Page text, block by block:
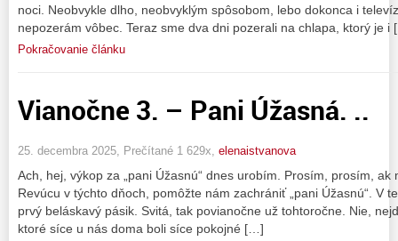
noci. Neobvykle dlho, neobvyklým spôsobom, lebo dokonca i
nepozerám vôbec. Teraz sme dva dni pozerali na chlapa, ktorý je i
Pokračovanie článku
Vianočne 3. – Pani Úžasná. ..
25. decembra 2025, Prečítané 1 629x, elenaistvanova
Ach, hej, výkop za „pani Úžasnú“ dnes urobím. Prosím, prosím,
Revúcu v týchto dňoch, pomôžte nám zachrániť „pani Úžasnú“. V
prvý beláskavý pásik. Svitá, tak povianočne už tohtoročne. Nie,
ktoré síce u nás doma boli síce pokojné […]